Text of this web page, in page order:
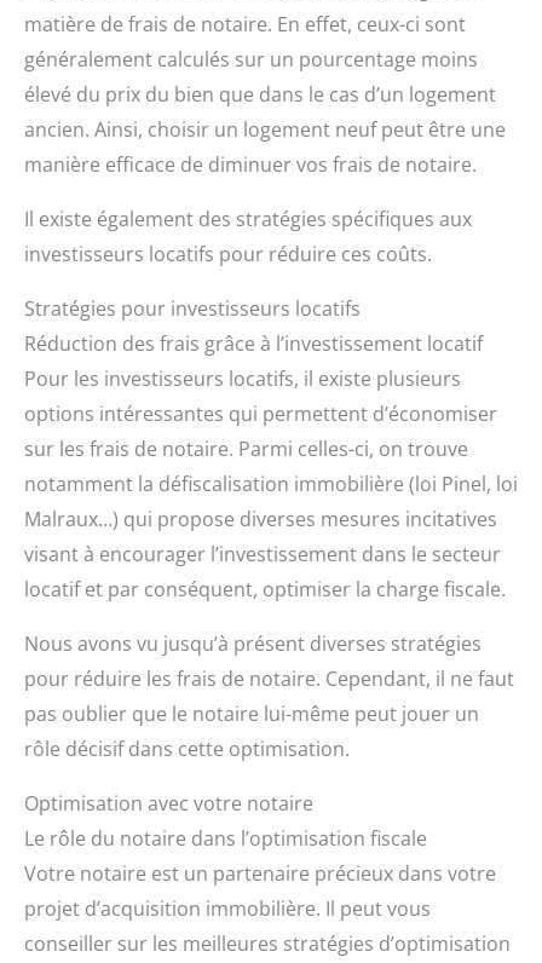
matière de frais de notaire. En effet, ceux-ci sont
généralement calculés sur un pourcentage moins
élevé du prix du bien que dans le cas d’un logement
ancien. Ainsi, choisir un logement neuf peut être une
manière efficace de diminuer vos frais de notaire.
Il existe également des stratégies spécifiques aux
investisseurs locatifs pour réduire ces coûts.
Stratégies pour investisseurs locatifs
Réduction des frais grâce à l’investissement locatif
Pour les investisseurs locatifs, il existe plusieurs
options intéressantes qui permettent d’économiser
sur les frais de notaire. Parmi celles-ci, on trouve
notamment la défiscalisation immobilière (loi Pinel, loi
Malraux…) qui propose diverses mesures incitatives
visant à encourager l’investissement dans le secteur
locatif et par conséquent, optimiser la charge fiscale.
Nous avons vu jusqu’à présent diverses stratégies
pour réduire les frais de notaire. Cependant, il ne faut
pas oublier que le notaire lui-même peut jouer un
rôle décisif dans cette optimisation.
Optimisation avec votre notaire
Le rôle du notaire dans l’optimisation fiscale
Votre notaire est un partenaire précieux dans votre
projet d’acquisition immobilière. Il peut vous
conseiller sur les meilleures stratégies d’optimisation